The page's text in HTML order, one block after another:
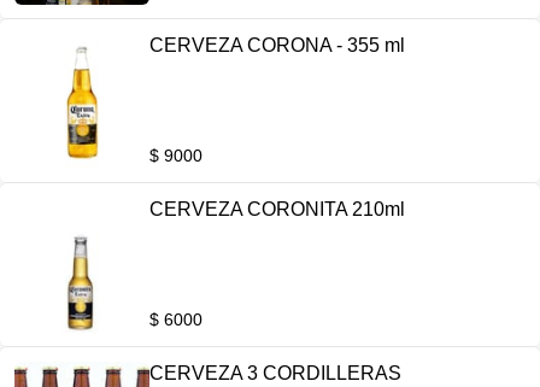
CERVEZA CORONA - 355 ml
$ 9000
CERVEZA CORONITA 210ml
$ 6000
CERVEZA 3 CORDILLERAS